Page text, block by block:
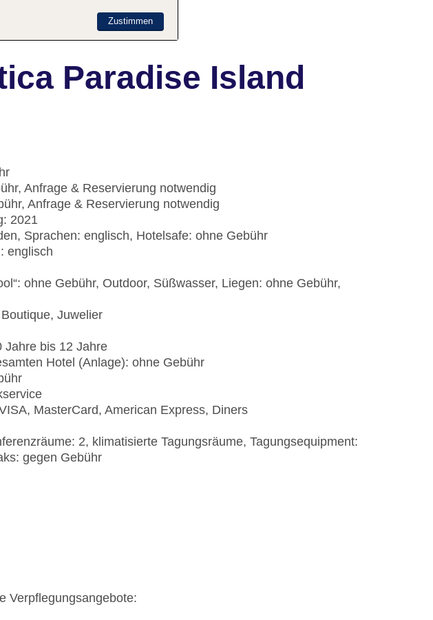
Paradise Island
Anfrage & Reservierung notwendig
Anfrage & Reservierung notwendig
2021
Sprachen: englisch, Hotelsafe: ohne Gebühr
englisch
ohne Gebühr, Outdoor, Süßwasser, Liegen: ohne Gebühr,
Juwelier
Jahre bis 12 Jahre
Hotel (Anlage): ohne Gebühr
MasterCard, American Express, Diners
2, klimatisierte Tagungsräume, Tagungsequipment:
gegen Gebühr
Verpflegungsangebote:
Zustimmen